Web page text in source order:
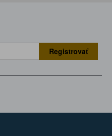
Registrovať